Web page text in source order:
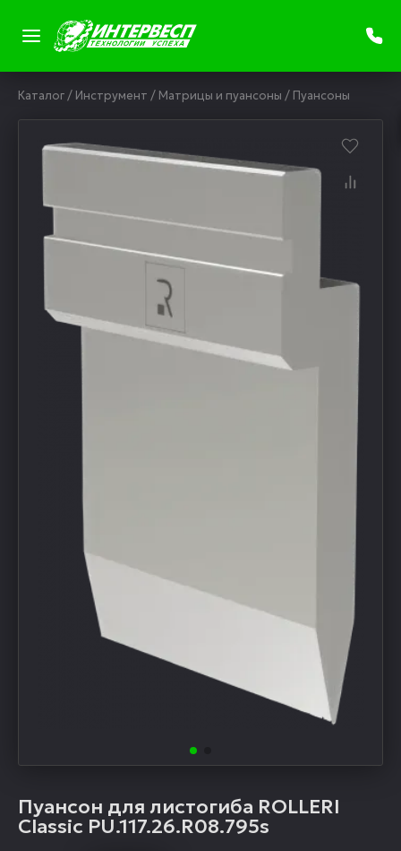
Каталог/ Инструмент / Матрицы и пуансоны / Пуансоны
Пуансон для листогиба ROLLERI
Classic PU.117.26.R08.795s